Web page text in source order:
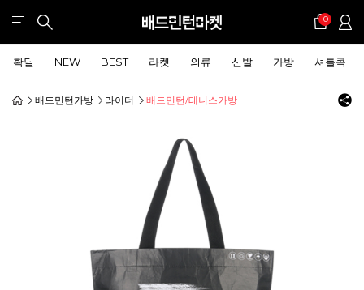
0
확딜 NEW BEST 라켓 의류 신발 가방 셔틀콕
배드민턴가방 라이더 배드민턴/테니스가방